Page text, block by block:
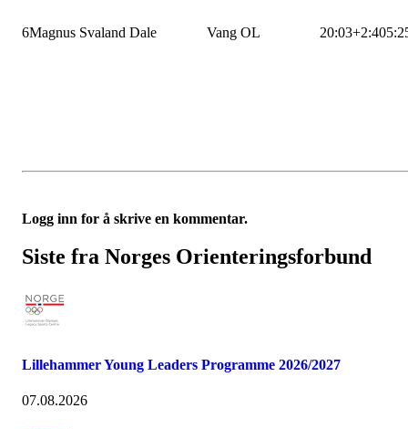
6Magnus Svaland Dale Vang OL 20:03+2:40
Logg inn for å skrive en kommentar.
Siste fra Norges Orienteringsforbund
Lillehammer Young Leaders Programme 2026/2027
07.08.2026